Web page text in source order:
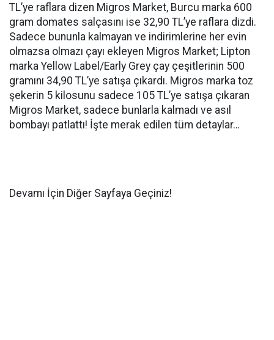
TL’ye raflara dizen Migros Market, Burcu marka 600
gram domates salçasını ise 32,90 TL’ye raflara dizdi.
Sadece bununla kalmayan ve indirimlerine her evin
olmazsa olmazı çayı ekleyen Migros Market; Lipton
marka Yellow Label/Early Grey çay çeşitlerinin 500
gramını 34,90 TL’ye satışa çıkardı. Migros marka toz
şekerin 5 kilosunu sadece 105 TL’ye satışa çıkaran
Migros Market, sadece bunlarla kalmadı ve asıl
bombayı patlattı! İşte merak edilen tüm detaylar…
Devamı İçin Diğer Sayfaya Geçiniz!